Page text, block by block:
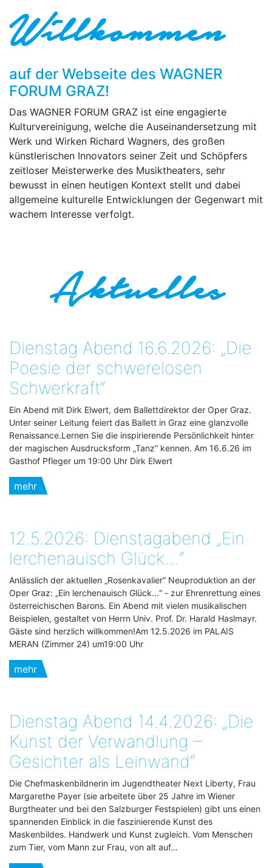
Willkommen
auf der Webseite des WAGNER
FORUM GRAZ!
Das WAGNER FORUM GRAZ ist eine engagierte
Kulturvereinigung, welche die Auseinandersetzung mit
Werk und Wirken Richard Wagners, des großen
künstlerischen Innovators seiner Zeit und Schöpfers
zeitloser Meisterwerke des Musiktheaters, sehr
bewusst in einen heutigen Kontext stellt und dabei
allgemeine kulturelle Entwicklungen der Gegenwart mit
wachem Interesse verfolgt.
Aktuelles
Dienstag Abend 16.6.2026: „Die
Poesie der schwerelosen
Schwerkraft“
Ein Abend mit Dirk Elwert, dem Ballettdirektor der Oper Graz.
Unter seiner Leitung feiert das Ballett in Graz eine glanzvolle
Renaissance.Lernen Sie die inspirierende Persönlichkeit hinter
der magischen Ausdrucksform „Tanz“ kennen. Am 16.6.26 im
Gasthof Pfleger um 19:00 Uhr Dirk Elwert
mehr
12.5.2026: Dienstagabend „Ein
lerchenauisch Glück…“
Anlässlich der aktuellen „Rosenkavalier“ Neuproduktion an der
Oper Graz: „Ein lerchenauisch Glück...“ - zur Ehrenrettung eines
österreichischen Barons. Ein Abend mit vielen musikalischen
Beispielen, gestaltet von Herrn Univ. Prof. Dr. Harald Haslmayr.
Gäste sind herzlich willkommen!Am 12.5.2026 im PALAIS
MERAN (Zimmer 24) um19:00 Uhr
mehr
Dienstag Abend 14.4.2026: „Die
Kunst der Verwandlung –
Gesichter als Leinwand“
Die Chefmaskenbildnerin im Jugendtheater Next Liberty, Frau
Margarethe Payer (sie arbeitete über 25 Jahre im Wiener
Burgtheater und bei den Salzburger Festspielen) gibt uns einen
spannenden Einblick in die faszinierende Kunst des
Maskenbildes. Handwerk und Kunst zugleich. Vom Menschen
zum Tier, vom Mann zur Frau, von alt auf…